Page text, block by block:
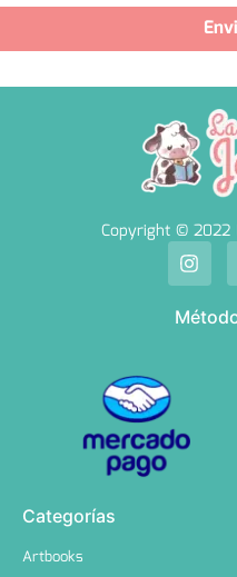
Copyright © 2022
Categorías
Artbooks